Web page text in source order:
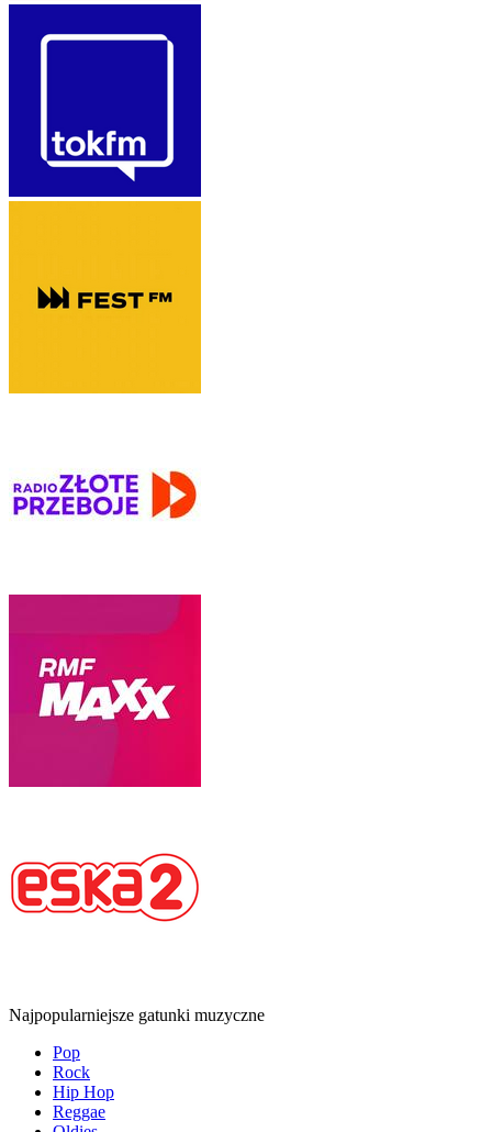
Najpopularniejsze gatunki muzyczne
Pop
Rock
Hip Hop
Reggae